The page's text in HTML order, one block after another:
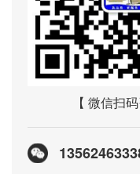
【 微信扫